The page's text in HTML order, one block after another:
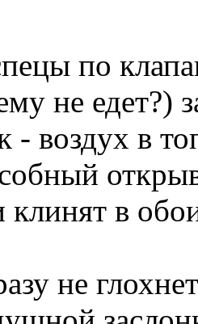
по
не едет?)
- воздух в
в
не